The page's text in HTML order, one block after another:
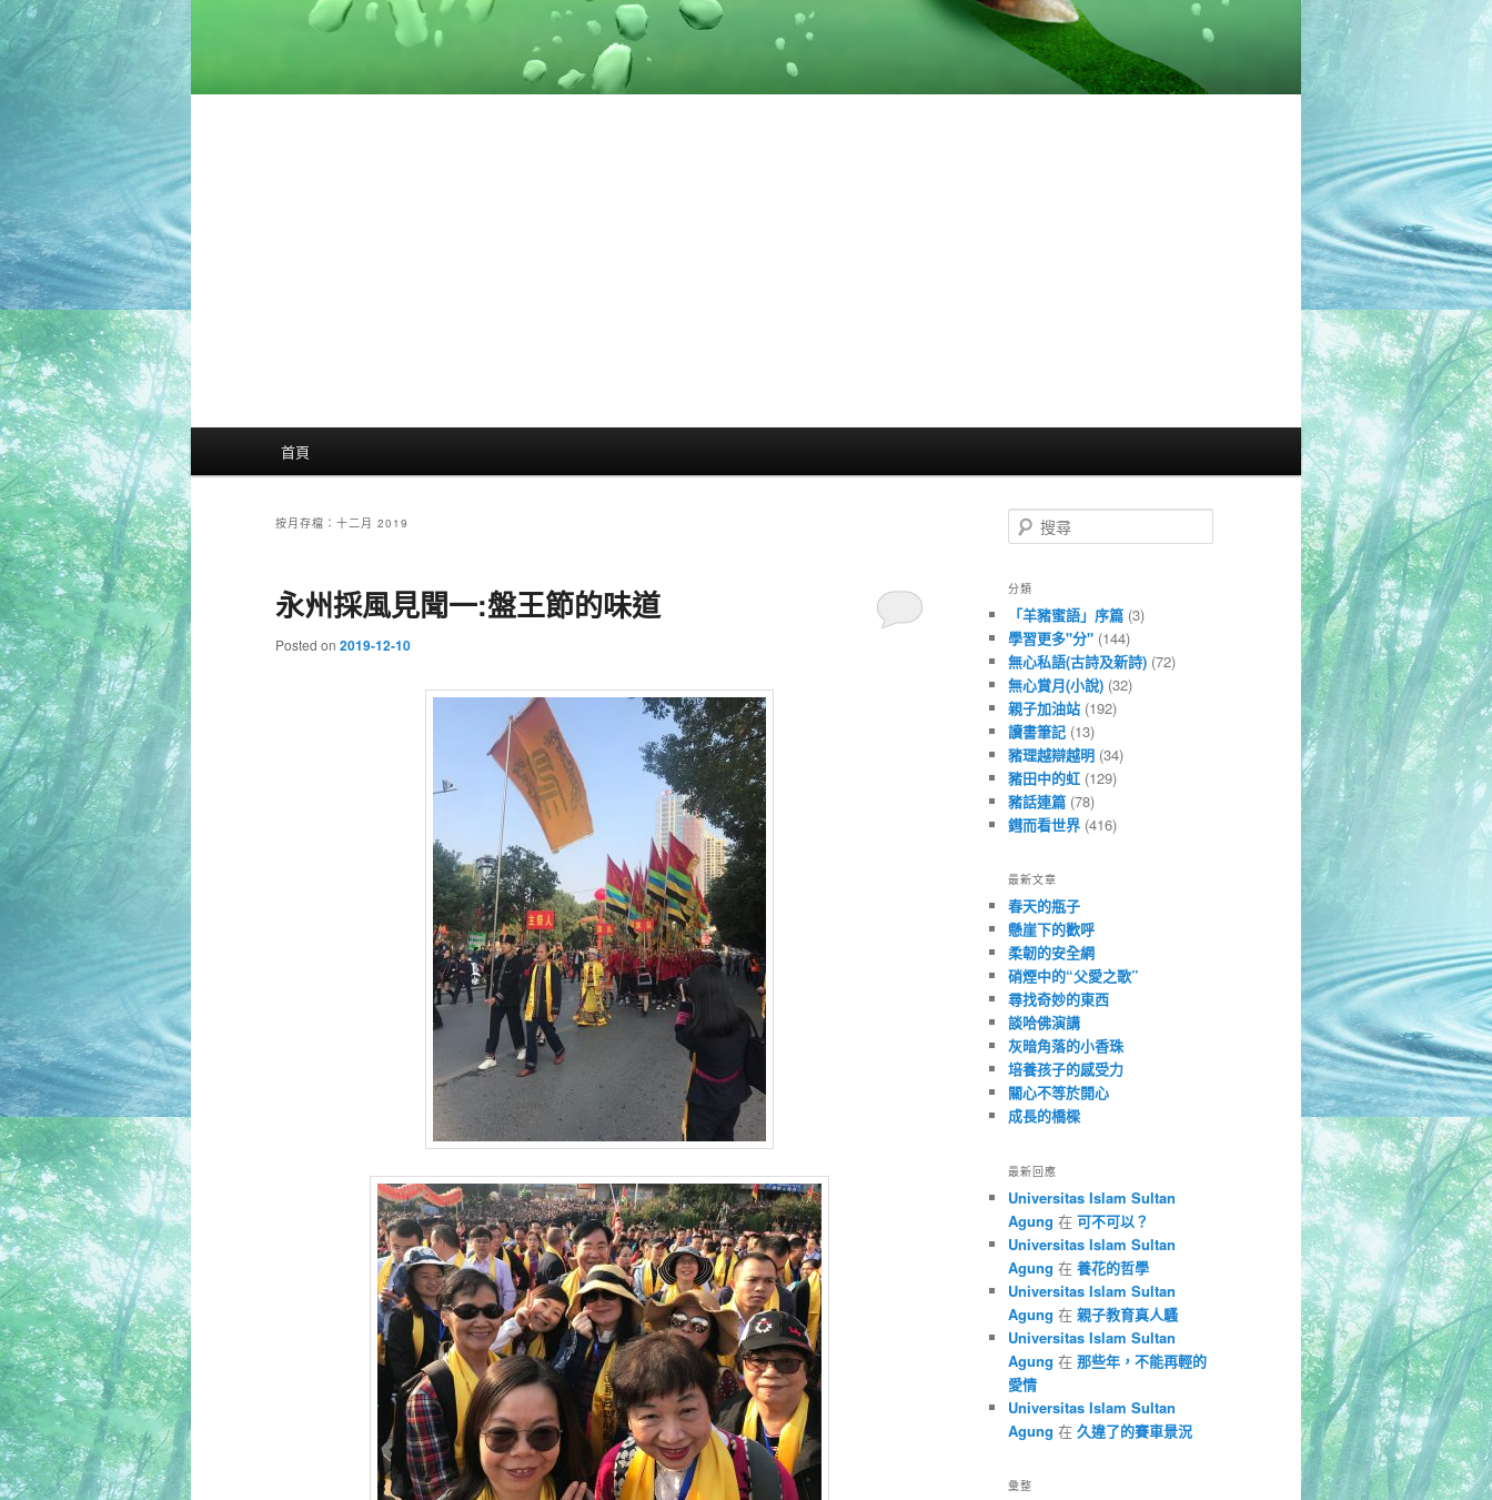
首頁
按月存檔： 十二月 2019
永州採風見聞一:盤王節的味道
Posted on 2019-12-10
搜
尋
分類
「羊豬蜜語」序篇 (3)
學習更多"分" (144)
無心私語(古詩及新詩) (72)
無心賞月(小說) (32)
親子加油站 (192)
讀書筆記 (13)
豬理越辯越明 (34)
豬田中的虹 (129)
豬話連篇 (78)
鏏而看世界 (416)
最新文章
春天的瓶子
懸崖下的歡呼
柔韌的安全網
硝煙中的“父愛之歌”
尋找奇妙的東西
談哈佛演講
灰暗角落的小香珠
培養孩子的感受力
關心不等於開心
成長的橋樑
最新回應
Universitas Islam Sultan
Agung 在 可不可以？
Universitas Islam Sultan
Agung 在 養花的哲學
Universitas Islam Sultan
Agung 在 親子教育真人騷
Universitas Islam Sultan
Agung 在 那些年，不能再輕的
愛情
Universitas Islam Sultan
Agung 在 久違了的賽車景況
彙整